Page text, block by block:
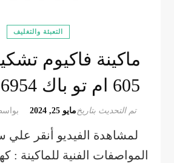
التعبئة والتغليف
ماكينة فاكيوم
605 ام تو باك 01211116954
تم التحديث بتاريخمايو 25, 2024
لمشاهدة الفيديو أنقر علي